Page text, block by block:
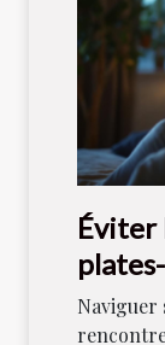
Éviter
en
Naviguer